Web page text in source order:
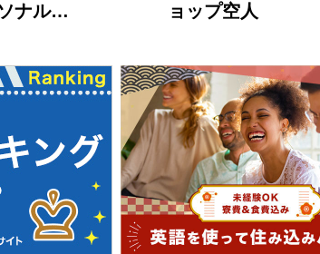
ナルジ
ョップ空人